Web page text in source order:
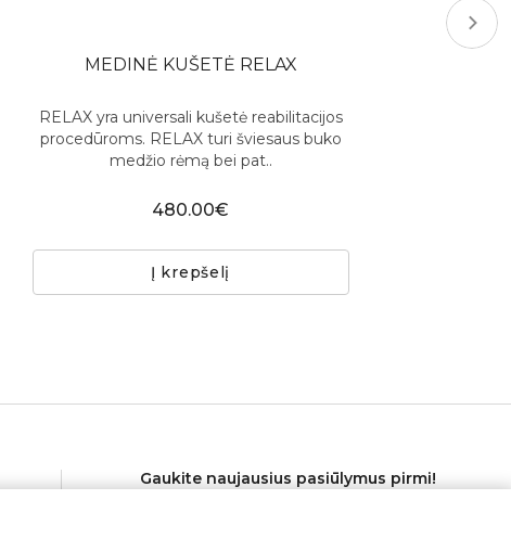
MEDINĖ KUŠETĖ RELAX
RELAX yra universali kušetė reabilitacijos
procedūroms. RELAX turi šviesaus buko
medžio rėmą bei pat..
480.00€
Į krepšelį
Gaukite naujausius pasiūlymus pirmi!